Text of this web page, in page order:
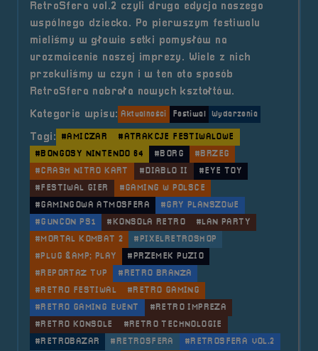
RetroSfera vol.2 czyli druga edycja naszego
wspólnego dziecka. Po pierwszym festiwalu
mieliśmy w głowie setki pomysłów na
urozmaicenie naszej imprezy. Wiele z nich
przekuliśmy w czyn i w ten oto sposób
RetroSfera nabrała nowych kształtów.
Kategorie wpisu: Aktualności Festiwal Wydarzenia
Tagi: #AMICZAR
#ATRAKCJE FESTIWALOWE
#BONGOSY NINTENDO 64
#BORG
#BRZEG
#CRASH NITRO KART
#DIABLO II
#EYE TOY
#FESTIWAL GIER
#GAMING W POLSCE
#GAMINGOWA ATMOSFERA
#GRY PLANSZOWE
#GUNCON PS1
#KONSOLA RETRO
#LAN PARTY
#MORTAL KOMBAT 2
#PIXELRETROSHOP
#PLUG &AMP; PLAY
#PRZEMEK PUZIO
#REPORTAŻ TVP
#RETRO BRANŻA
#RETRO FESTIWAL
#RETRO GAMING
#RETRO GAMING EVENT
#RETRO IMPREZA
#RETRO KONSOLE
#RETRO TECHNOLOGIE
#RETROBAZAR
#RETROSFERA
#RETROSFERA VOL.2